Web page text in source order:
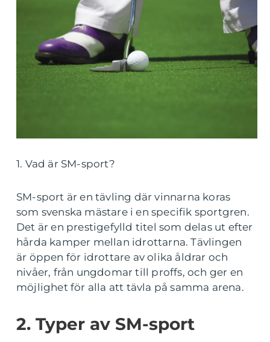
1. Vad är SM-sport?
SM-sport är en tävling där vinnarna koras
som svenska mästare i en specifik sportgren.
Det är en prestigefylld titel som delas ut efter
hårda kamper mellan idrottarna. Tävlingen
är öppen för idrottare av olika åldrar och
nivåer, från ungdomar till proffs, och ger en
möjlighet för alla att tävla på samma arena.
2. Typer av SM-sport